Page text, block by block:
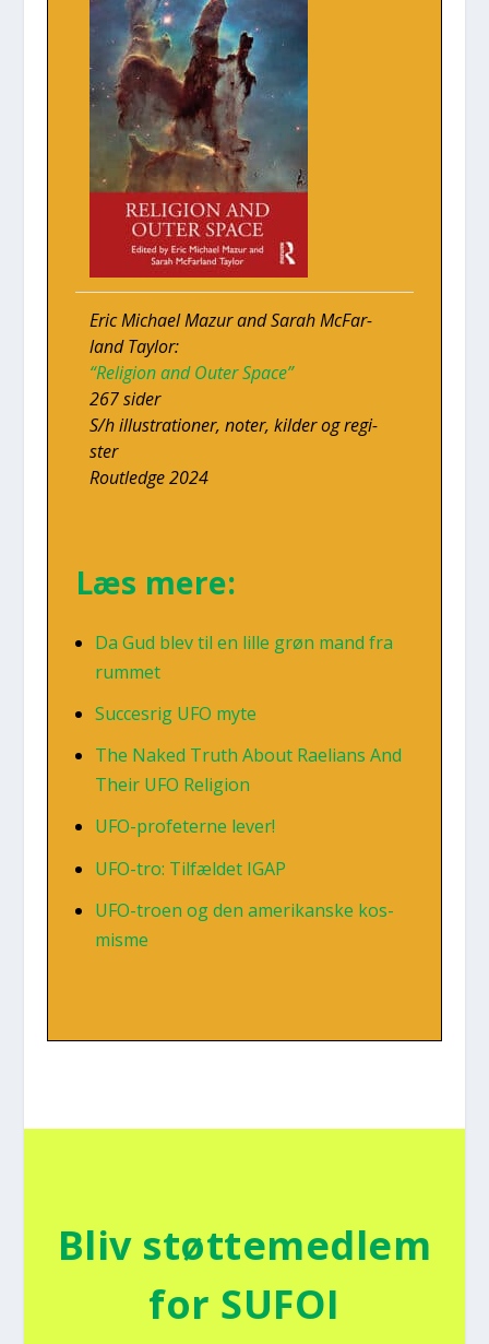
Eric Micha­el Mazur and Sarah McFar­
land Tay­l­or:
“Reli­gion and Outer Spa­ce”
267 sider
S/h illu­stra­tio­ner, noter, kil­der og regi­
ster
Rout­led­ge 2024
Læs mere:
Da Gud blev til en lil­le grøn mand fra
rum­met
Suc­ces­rig UFO myte
The Naked Truth About Rae­li­ans And
Their UFO Reli­gion
UFO-pro­fe­ter­ne lever!
UFO-tro: Til­fæl­det IGAP
UFO-tro­en og den ame­ri­kan­ske kos­
mis­me
Bliv støt­te­med­lem
for SUFOI